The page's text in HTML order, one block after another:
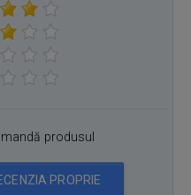
produsul
PROPRIE